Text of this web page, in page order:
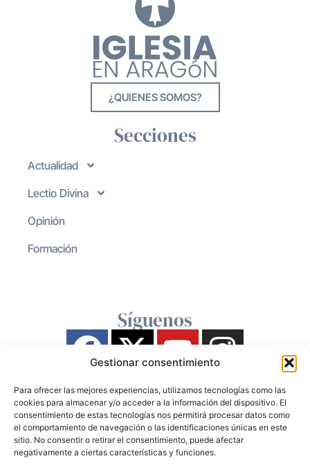
Gestionar consentimiento
Para ofrecer las mejores experiencias, utilizamos tecnologías como las
cookies para almacenar y/o acceder a la información del dispositivo. El
consentimiento de estas tecnologías nos permitirá procesar datos como
el comportamiento de navegación o las identificaciones únicas en este
sitio. No consentir o retirar el consentimiento, puede afectar
negativamente a ciertas características y funciones.
¿QUIENES SOMOS?
Secciones
Actualidad
Lectio Divina
Opinión
Formación
Síguenos